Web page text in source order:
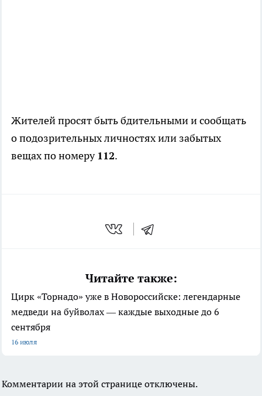
Жителей просят быть бдительными и сообщать
о подозрительных личностях или забытых
вещах по номеру 112.
Читайте также:
Цирк «Торнадо» уже в Новороссийске: легендарные
медведи на буйволах — каждые выходные до 6
сентября
16 июля
Комментарии на этой странице отключены.